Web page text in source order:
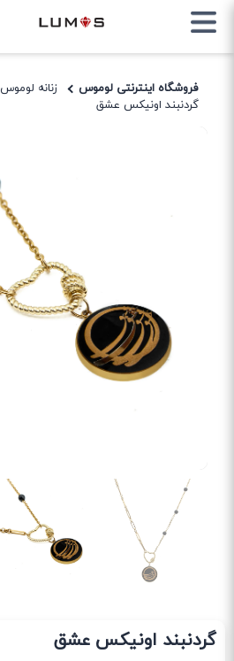
فروشگاه اینترنتی لوموس زنانه لوموس
گردنبند اونیکس عشق
گردنبند اونیکس عشق